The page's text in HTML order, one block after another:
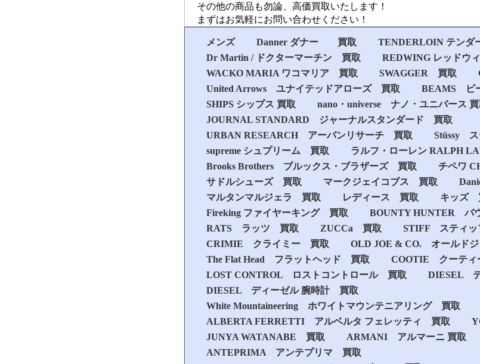
その他の商品も勿論、高価買取いたします！
まずはお気軽にお問い合わせください！
メンズ Danner ダナー 買取
TENDERLOIN テンダ
Dr Martin / ドクターマーチン 買取
REDWING レッドウ
WACKO MARIA ワコマリア 買取
SWAGGER 買取
United Arrows ユナイテッドアローズ 買取
BEAMS ビ
SHIPS シップス 買取
nano・universe ナノ ･ ユニバース 買
JOURNAL STANDARD ジャーナルスタンダード 買取
URBAN RESEARCH アーバンリサーチ 買取
Stüssy
supreme シュプリーム 買取
ラルフ・ローレン RALPH
Brooks Brothers ブルックス・ブラザーズ 買取
チペワ
サドルシューズ 買取
マークジェイコブス 買取
マルタンマルジェラ 買取
レディース 買取
キッズ
Fireking ファイヤーキング 買取
BOUNTY HUNTER バ
RATS ラッツ 買取
ZUCCa 買取
STIFF スティ
CRIMIE クライミー 買取
OLD JOE & CO. オールドジ
The Flat Head フラットヘッド 買取
COOTIE クーテ
LOST CONTROL ロストコントロール 買取
DIESEL
DIESEL ディーゼル 腕時計 買取
White Mountaineering ホワイトマウンテニアリング 買取
ALBERTA FERRETTI アルベルタ フェレッティ 買取
JUNYA WATANABE 買取
ARMANI アルマーニ 買取
ANTEPRIMA アンテプリマ 買取